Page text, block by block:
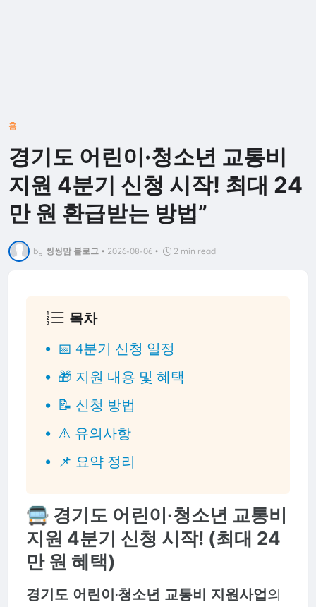
홈
경기도 어린이·청소년 교통비
지원 4분기 신청 시작! 최대 24
만 원 환급받는 방법”
by 씽씽맘 블로그 • 2026-08-06 • 2 min read
목차
📅 4분기 신청 일정
🎁 지원 내용 및 혜택
📝 신청 방법
⚠️ 유의사항
📌 요약 정리
🚍 경기도 어린이·청소년 교통비
지원 4분기 신청 시작! (최대 24
만 원 혜택)
경기도 어린이·청소년 교통비 지원사업의